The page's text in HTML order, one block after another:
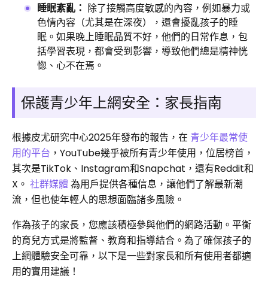
睡眠紊亂： 除了接觸高度敏感的內容，例如暴力或
色情內容（尤其是在深夜），還會擾亂孩子的睡
眠。如果晚上睡眠品質不好，他們的日常作息，包
括學習表現，都會受到影響，導致他們總是精神恍
惚、心不在焉。
保護青少年上網安全：家長指南
根據皮尤研究中心2025年發布的報告，在 青少年最常使
用的平台 ，YouTube幾乎被所有青少年使用，位居榜首，
其次是TikTok、Instagram和Snapchat，還有Reddit和
X。 社群媒體 為用戶提供各種信息，讓他們了解最新潮
流，但也使年輕人的思想面臨諸多風險。
作為孩子的家長，您應該積極參與他們的網路活動。平衡
的育兒方式是將監督、教育和指導結合。為了確保孩子的
上網體驗安全可靠，以下是一些對家長和所有使用者都適
用的實用建議！